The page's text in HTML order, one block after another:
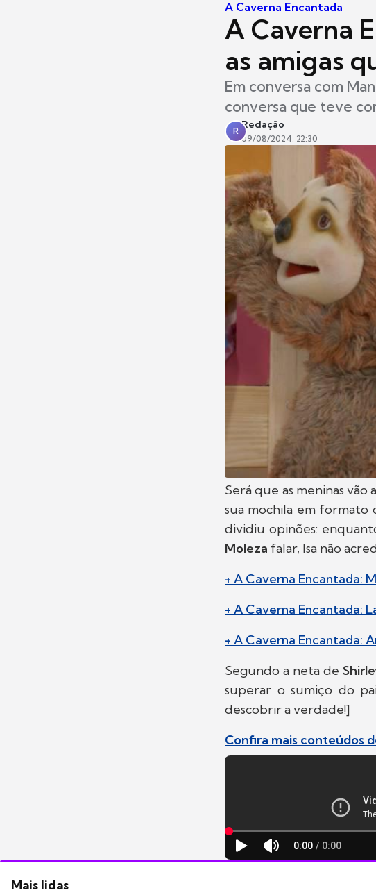
A Caverna Encantada
A Caverna
as amigas
Em conversa com
conversa que teve
R
Redação
09/08/2024, 22:30
Será que as meninas vão
sua mochila em formato
dividiu opinões:
Moleza falar, Isa não
+ A Caverna Encantada:
+ A Caverna Encantada:
+ A Caverna Encantada:
Segundo a neta de
superar o sumiço do
descobrir a verdade!]
Confira mais conteúdos
Mais lidas